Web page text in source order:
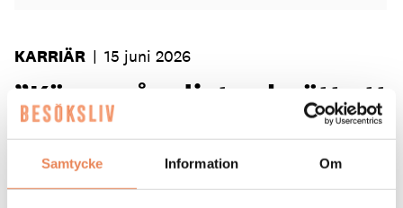
Samtycke Information Om
KARRIÄR | 15 juni 2026
”Känns så roligt och rätt att
landa i Uppsala”